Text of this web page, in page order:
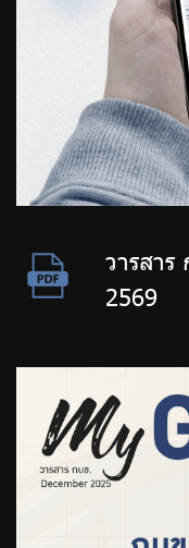
วารสา
2569